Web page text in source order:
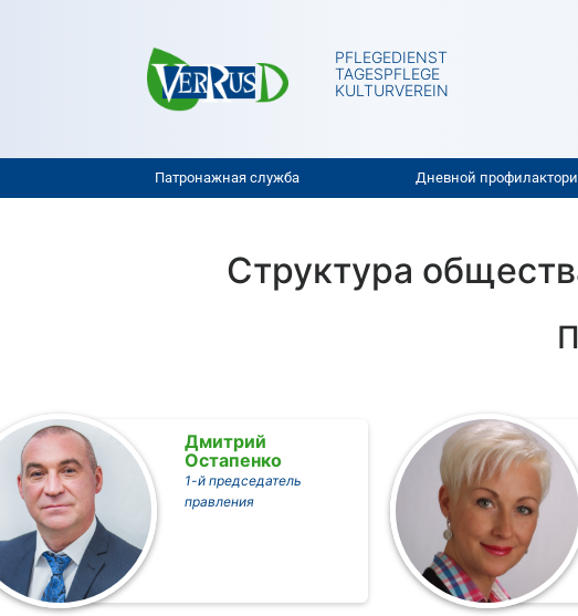
PFLEGEDIENST
TAGESPFLEGE
KULTURVEREIN
Патронажная служба Дневной
Структура
Дмитрий
Остапенко
1-й председатель
правления